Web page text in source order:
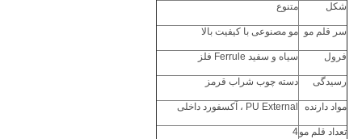
شکل متنوع
سر قلم مو مو مصنوعی با کیفیت بالا
فرول سیاه و سفید Ferrule فلز
رسیدگی دسته چوب شراب قرمز
مواد دارنده PU External ، آکسفورد داخلی
تعداد قلم مو4